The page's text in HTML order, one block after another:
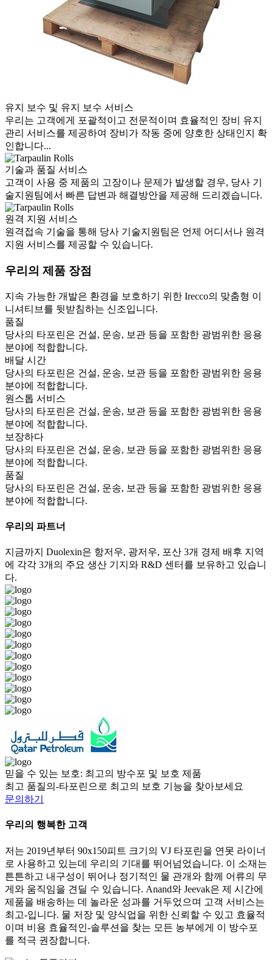
유지 보수 및 유지 보수 서비스
우리는 고객에게 포괄적이고 전문적이며 효율적인 장비 유지
관리 서비스를 제공하여 장비가 작동 중에 양호한 상태인지 확
인합니다...
기술과 품질 서비스
고객이 사용 중 제품의 고장이나 문제가 발생할 경우, 당사 기
술지원팀에서 빠른 답변과 해결방안을 제공해 드리겠습니다.
원격 지원 서비스
원격접속 기술을 통해 당사 기술지원팀은 언제 어디서나 원격
지원 서비스를 제공할 수 있습니다.
우리의 제품 장점
지속 가능한 개발은 환경을 보호하기 위한 Irecco의 맞춤형 이
니셔티브를 뒷받침하는 신조입니다.
품질
당사의 타포린은 건설, 운송, 보관 등을 포함한 광범위한 응용
분야에 적합합니다.
배달 시간
당사의 타포린은 건설, 운송, 보관 등을 포함한 광범위한 응용
분야에 적합합니다.
원스톱 서비스
당사의 타포린은 건설, 운송, 보관 등을 포함한 광범위한 응용
분야에 적합합니다.
보장하다
당사의 타포린은 건설, 운송, 보관 등을 포함한 광범위한 응용
분야에 적합합니다.
품질
당사의 타포린은 건설, 운송, 보관 등을 포함한 광범위한 응용
분야에 적합합니다.
우리의 파트너
지금까지 Duolexin은 항저우, 광저우, 포산 3개 경제 배후 지역
에 각각 3개의 주요 생산 기지와 R&D 센터를 보유하고 있습니
다.
믿을 수 있는 보호: 최고의 방수포 및 보호 제품
최고 품질의-타포린으로 최고의 보호 기능을 찾아보세요
문의하기
우리의 행복한 고객
저는 2019년부터 90x150피트 크기의 VJ 타포린을 연못 라이너
로 사용하고 있는데 우리의 기대를 뛰어넘었습니다. 이 소재는
튼튼하고 내구성이 뛰어나 정기적인 물 관개와 함께 어류의 무
게와 움직임을 견딜 수 있습니다. Anand와 Jeevak은 제 시간에
제품을 배송하는 데 놀라운 성과를 거두었으며 고객 서비스는
최고-입니다. 물 저장 및 양식업을 위한 신뢰할 수 있고 효율적
이며 비용 효율적인-솔루션을 찾는 모든 농부에게 이 방수포
를 적극 권장합니다.